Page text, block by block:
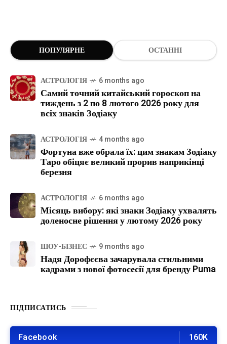
ПОПУЛЯРНЕ ОСТАННІ
АСТРОЛОГІЯ 6 months ago
Самий точний китайський гороскоп на
тиждень з 2 по 8 лютого 2026 року для
всіх знаків Зодіаку
АСТРОЛОГІЯ 4 months ago
Фортуна вже обрала їх: цим знакам Зодіаку
Таро обіцяє великий прорив наприкінці
березня
АСТРОЛОГІЯ 6 months ago
Місяць вибору: які знаки Зодіаку ухвалять
доленосне рішення у лютому 2026 року
ШОУ-БІЗНЕС 9 months ago
Надя Дорофєєва зачарувала стильними
кадрами з нової фотосесії для бренду Puma
ПІДПИСАТИСЬ
Facebook 160K